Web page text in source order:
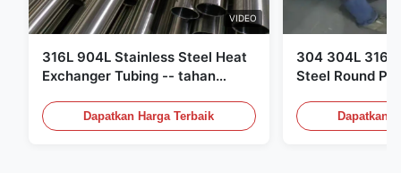
VIDEO
316L 904L Stainless Steel Heat
Exchanger Tubing -- tahan
Dapatkan Harga Terbaik
304 304L 316
Steel Round
Steel Tubing
Dapatkan